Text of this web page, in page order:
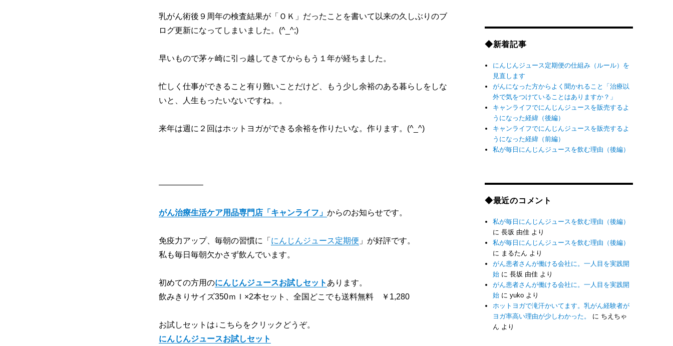
乳がん術後９周年の検査結果が「ＯＫ」だったことを書いて以来の久しぶりのブ
ログ更新になってしまいました。(^_^;)
早いもので茅ヶ崎に引っ越してきてからもう１年が経ちました。
忙しく仕事ができること有り難いことだけど、もう少し余裕のある暮らしをしな
いと、人生もったいないですね。。
来年は週に２回はホットヨガができる余裕を作りたいな。作ります。(^_^)
—————–
がん治療生活ケア用品専門店「キャンライフ」 からのお知らせです。
免疫力アップ、毎朝の習慣に「 にんじんジュース定期便 」が好評です。
私も毎日毎朝欠かさず飲んでいます。
初めての方用のにんじんジュースお試しセット あります。
飲みきりサイズ350ｍｌ×2本セット、全国どこでも送料無料 ￥1,280
お試しセットは↓こちらをクリックどうぞ。
にんじんジュースお試しセット
カ
ブ
◆新着記事
にんじんジュース定期便の仕組み（ルール）を
見直します
がんになった方からよく聞かれること「治療以
外で気をつけていることはありますか？」
キャンライフでにんじんジュースを販売するよ
うになった経緯（後編）
キャンライフでにんじんジュースを販売するよ
うになった経緯（前編）
私が毎日にんじんジュースを飲む理由（後編）
◆最近のコメント
私が毎日にんじんジュースを飲む理由（後編）
に長坂 由佳 より
私が毎日にんじんジュースを飲む理由（後編）
に まるたん より
がん患者さんが働ける会社に。一人目を実践開
始 に長坂 由佳 より
がん患者さんが働ける会社に。一人目を実践開
始 にyuko より
ホットヨガで滝汗かいてます。乳がん経験者が
ヨガ率高い理由が少しわかった。
に ちえちゃ
ん より